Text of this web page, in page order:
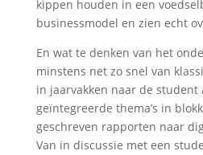
kippen houden in een
businessmodel en zien echt
En wat te denken van het
minstens net zo snel van
in jaarvakken naar de student
geïntegreerde thema’s in
geschreven rapporten naar
Van in discussie met een